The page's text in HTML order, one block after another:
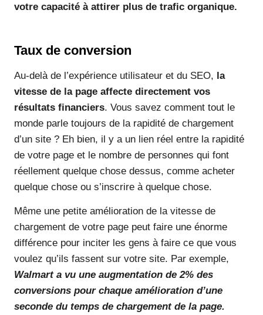
votre capacité à attirer plus de trafic organique.
Taux de conversion
Au-delà de l’expérience utilisateur et du SEO, la
vitesse de la page affecte directement vos
résultats financiers. Vous savez comment tout le
monde parle toujours de la rapidité de chargement
d’un site ? Eh bien, il y a un lien réel entre la rapidité
de votre page et le nombre de personnes qui font
réellement quelque chose dessus, comme acheter
quelque chose ou s’inscrire à quelque chose.
Même une petite amélioration de la vitesse de
chargement de votre page peut faire une énorme
différence pour inciter les gens à faire ce que vous
voulez qu’ils fassent sur votre site. Par exemple,
Walmart a vu une augmentation de 2% des
conversions pour chaque amélioration d’une
seconde du temps de chargement de la page.